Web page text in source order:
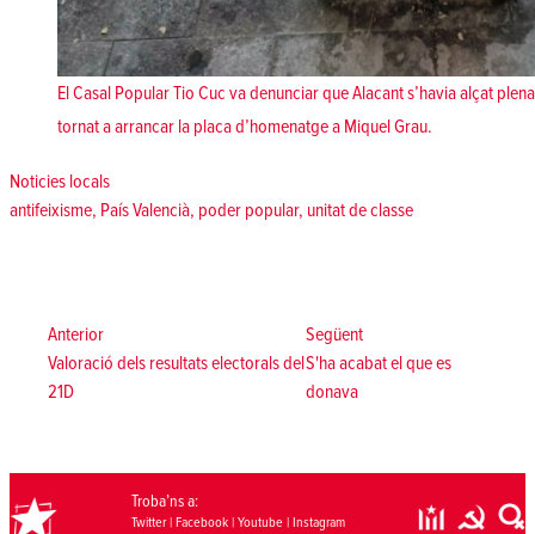
El Casal Popular Tio Cuc va denunciar que Alacant s’havia alçat
tornat a arrancar la placa d’homenatge a Miquel Grau.
Posted in
Noticies locals
Tags:
antifeixisme, País Valencià, poder popular, unitat de classe
d'entradesAnteriorAnterior:
Valoració dels resultats electorals del
21D
SegüentSegüent:
S'ha acabat el que es
donava
Troba’ns a:
Twitter| Facebook| Youtube| Instagram